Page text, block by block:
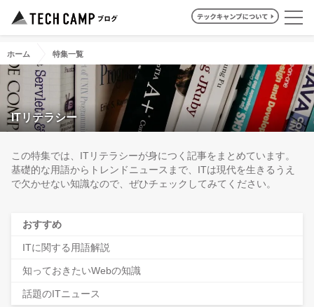
ホーム 特集一覧
ITリテラシー
この特集では、ITリテラシーが身につく記事をまとめています。
基礎的な用語からトレンドニュースまで、ITは現代を生きるうえ
で欠かせない知識なので、ぜひチェックしてみてください。
おすすめ
ITに関する用語解説
知っておきたいWebの知識
話題のITニュース